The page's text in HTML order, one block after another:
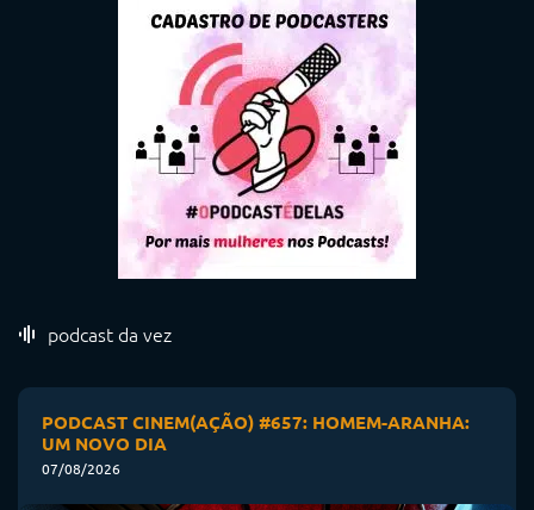
podcast da vez
PODCAST CINEM(AÇÃO) #657: HOMEM-ARANHA:
UM NOVO DIA
07/08/2026